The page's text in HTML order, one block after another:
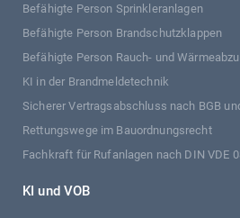
Befähigte Person Sprinkleranlagen
Befähigte Person Brandschutzklappen
Befähigte Person Rauch- und
KI in der Brandmeldetechnik
Sicherer Vertragsabschluss nach BGB
Rettungswege im Bauordnungsrecht
Fachkraft für Rufanlagen nach DIN VDE
KI und VOB